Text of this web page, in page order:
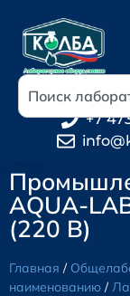
+7
AQUA-
(220 В)
Главная /
наименованию /